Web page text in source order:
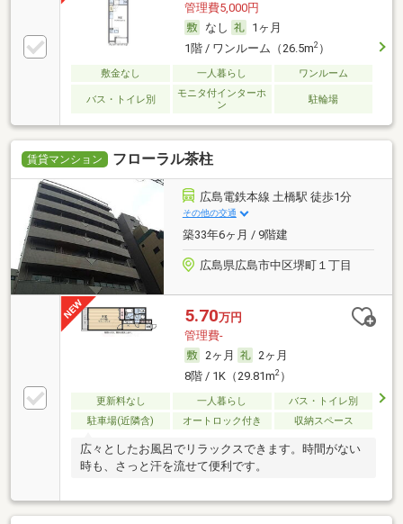
管理費5,000円
なし
1ヶ月
1階 / ワンルーム（26.5m2）
敷金なし 一人暮らし ワンルーム
バス・トイレ別
モニタ付インターホ
ン
駐輪場
賃貸マンション フローラル茶柱
広島電鉄本線 土橋駅 徒歩1分
その他の交通
築33年6ヶ月 / 9階建
広島県広島市中区堺町１丁目
5.70万円
管理費-
2ヶ月
2ヶ月
8階 / 1K（29.81m2）
更新料なし 一人暮らし
バス・トイレ別
駐車場(近隣含)
オートロック付き 収納スペース
広々としたお風呂でリラックスできます。時間がない
時も、さっと汗を流せて便利です。